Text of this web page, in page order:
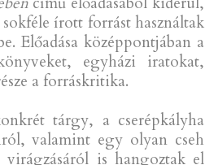
írott forrást használtak
Előadása középpontjában a
egyházi iratokat,
a forráskritika.
tárgy, a cserépkályha
valamint egy olyan cseh
is hangoztak el